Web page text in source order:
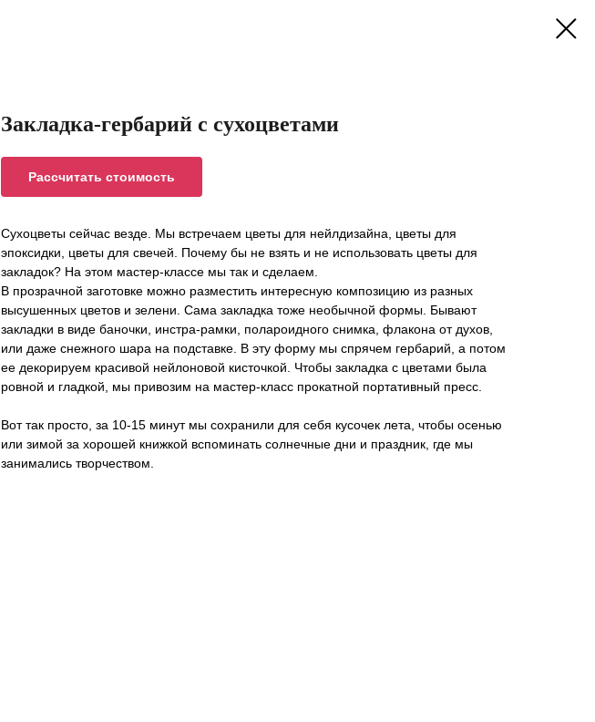
Закладка-гербарий с сухоцветами
Рассчитать стоимость
Сухоцветы сейчас везде. Мы встречаем цветы для нейлдизайна, цветы для
эпоксидки, цветы для свечей. Почему бы не взять и не использовать цветы для
закладок? На этом мастер-классе мы так и сделаем.
В прозрачной заготовке можно разместить интересную композицию из разных
высушенных цветов и зелени. Сама закладка тоже необычной формы. Бывают
закладки в виде баночки, инстра-рамки, полароидного снимка, флакона от духов,
или даже снежного шара на подставке. В эту форму мы спрячем гербарий, а потом
ее декорируем красивой нейлоновой кисточкой. Чтобы закладка с цветами была
ровной и гладкой, мы привозим на мастер-класс прокатной портативный пресс.
Вот так просто, за 10-15 минут мы сохранили для себя кусочек лета, чтобы осенью
или зимой за хорошей книжкой вспоминать солнечные дни и праздник, где мы
занимались творчеством.